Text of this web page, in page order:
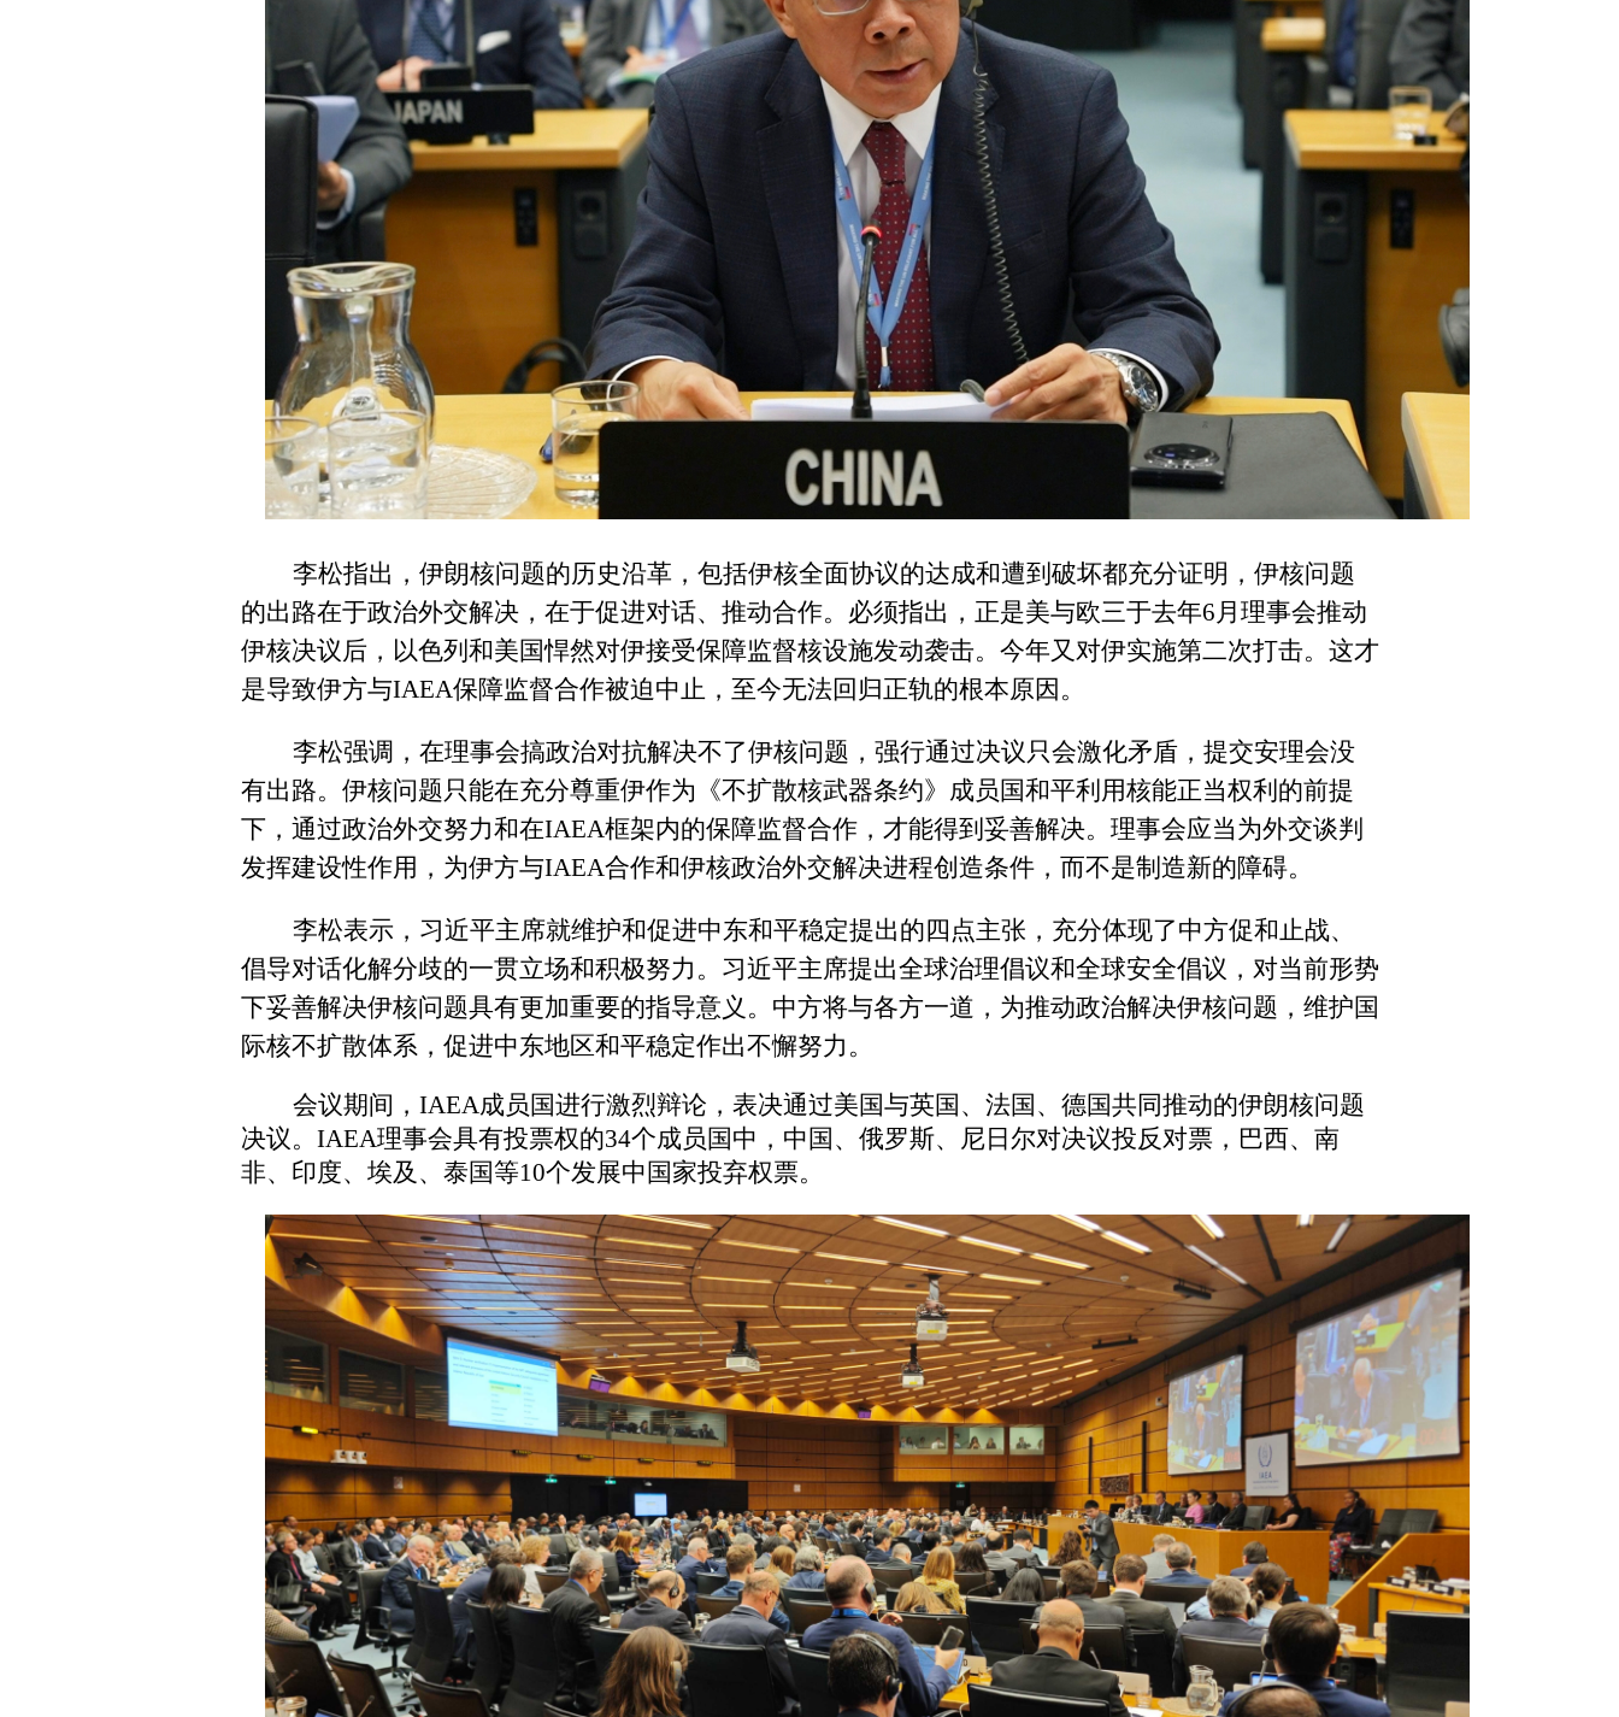
李松指出，伊朗核问题的历史沿革，包括伊核全面协议的达成和遭到破坏都充分证明，伊核问题
的出路在于政治外交解决，在于促进对话、推动合作。必须指出，正是美与欧三于去年6 月理事会推动
伊核决议后，以色列和美国悍然对伊接受保障监督核设施发动袭击。今年又对伊实施第二次打击。这才
是导致伊方与IAEA保障监督合作被迫中止，至今无法回归正轨的根本原因。
李松强调，在理事会搞政治对抗解决不了伊核问题，强行通过决议只会激化矛盾，提交安理会没
有出路。伊核问题只能在充分尊重伊作为《不扩散核武器条约》成员国和平利用核能正当权利的前提
下，通过政治外交努力和在IAEA框架内的保障监督合作，才能得到妥善解决。理事会应当为外交谈判
发挥建设性作用，为伊方与IAEA合作和伊核政治外交解决进程创造条件，而不是制造新的障碍。
李松表示， 习近平主席就维护和促进中东和平稳定提出的四点主张，充分体现了中方促和止战、
倡导对话化解分歧的一贯立场和积极努力。 习近平主席提出全球治理倡议和全球安全倡议，对当前形势
下妥善解决伊核问题具有更加重要的指导意义。中方将与各方一道，为推动政治解决伊核问题，维护国
际核不扩散体系，促进中东地区和平稳定作出不懈努力。
会议期间， IAEA成员国进行激烈辩论，表决通过美国与英国、法国、德国共同推动的伊朗核问题
决议。 IAEA理事会具有投票权的34个成员国中，中国、俄罗斯、尼日尔对决议投反对票，巴西、南
非、印度、埃及、泰国等10个发展中国家投弃权票。